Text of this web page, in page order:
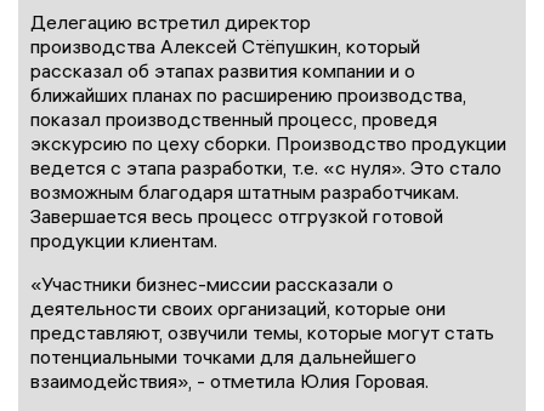
Делегацию встретил директор
производства Алексей Стёпушкин, который
рассказал об этапах развития компании и о
ближайших планах по расширению производства,
показал производственный процесс, проведя
экскурсию по цеху сборки. Производство продукции
ведется с этапа разработки, т.е. «с нуля». Это стало
возможным благодаря штатным разработчикам.
Завершается весь процесс отгрузкой готовой
продукции клиентам.
«Участники бизнес-миссии рассказали о
деятельности своих организаций, которые они
представляют, озвучили темы, которые могут стать
потенциальными точками для дальнейшего
взаимодействия», - отметила Юлия Горовая.